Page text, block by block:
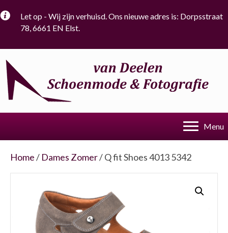
Let op - Wij zijn verhuisd. Ons nieuwe adres is: Dorpsstraat
78, 6661 EN Elst.
Menu
Home/ Dames Zomer/ Q fit Shoes 4013 5342